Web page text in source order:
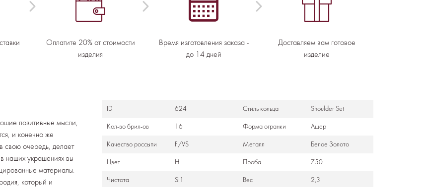
Оплатите 20% от стоимости
изделия
Время изготовления заказа -
до 14 дней
Доставляем вам готовое
изделие
позитивные мысли,
и конечно же
свою очередь, делает
наших украшениях вы
материалы.
который и
ID 624 Стиль кольца Shoulder Set
Кол-во брил-ов 16 Формa огранки Ашер
Качество россыпи F/VS Металл Белое Золото
Цвет H Проба 750
Чистота SI1 Вес 2,3